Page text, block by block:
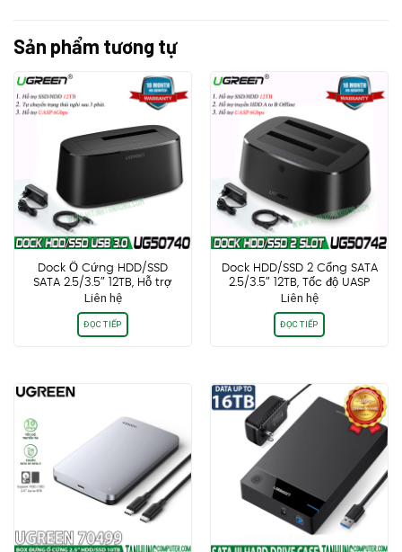
Sản phẩm tương tự
Dock Ổ Cứng HDD/SSD
SATA 2.5/3.5″ 12TB, Hỗ trợ
UASP 6Gbps Ugreen 50740
Liên hệ
ĐỌC TIẾP
Dock HDD/SSD 2 Cổng SATA
2.5/3.5″ 12TB, Tốc độ UASP
6Gbps Ugreen
50742/50854
Liên hệ
ĐỌC TIẾP